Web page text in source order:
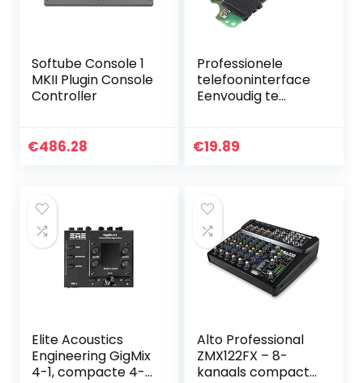
Softube Console 1
MKII Plugin Console
Controller
€486.28
Professionele
telefooninterface
Eenvoudig te
mobiele telefoons
€19.89
Elite Acoustics
Engineering GigMix
4-1, compacte 4-
Alto Professional
ZMX122FX – 8-
kanaals compacte